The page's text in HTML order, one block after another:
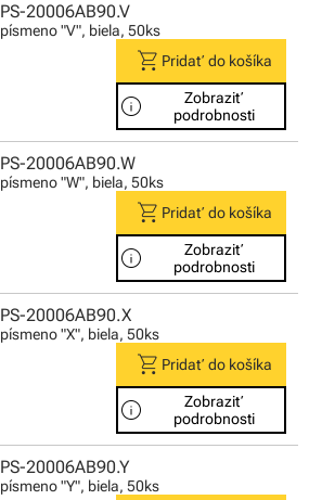
PS-20006AB90.V
písmeno "V", biela, 50ks
shopping_cart Pridať do košíka
info
Zobraziť
podrobnosti
PS-20006AB90.W
písmeno "W", biela, 50ks
shopping_cart Pridať do košíka
info
Zobraziť
podrobnosti
PS-20006AB90.X
písmeno "X", biela, 50ks
shopping_cart Pridať do košíka
info
Zobraziť
podrobnosti
PS-20006AB90.Y
písmeno "Y", biela, 50ks